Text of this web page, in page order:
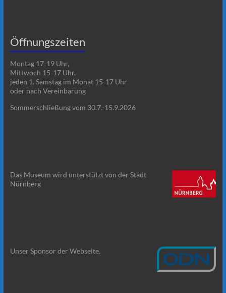
Öffnungszeiten
Montag 17-19 Uhr,
Mittwoch 15-17 Uhr,
jeden 1. Samstag im Monat 15-17 Uhr
oder nach Vereinbarung
Sommerschließung vom 30.7.-15.9.2026
Das Museum wird unterstützt von der Stadt
Nürnberg
Unser Sponsor der Webseite.